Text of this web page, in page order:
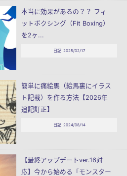
本当に効果があるの？？ フィ
ットボクシング（Fit Boxing）
を2ヶ...
日記 2025/02/17
簡単に痛絵馬（絵馬裏にイラス
ト記載）を作る方法【2026年
追記訂正】
日記 2024/08/14
【最終アップデートver.16対
応】今から始める「モンスター